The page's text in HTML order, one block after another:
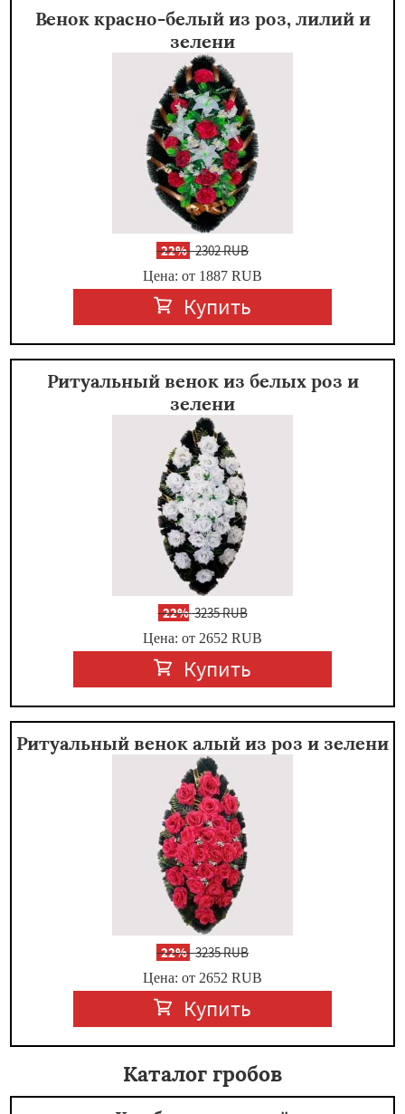
Венок красно-белый из роз, лилий и
зелени
-22%2302 RUB
Цена: от 1887 RUB
Купить
Ритуальный венок из белых роз и
зелени
-22%3235 RUB
Цена: от 2652 RUB
Купить
Ритуальный венок алый из роз и зелени
-22%3235 RUB
Цена: от 2652 RUB
Купить
Каталог гробов